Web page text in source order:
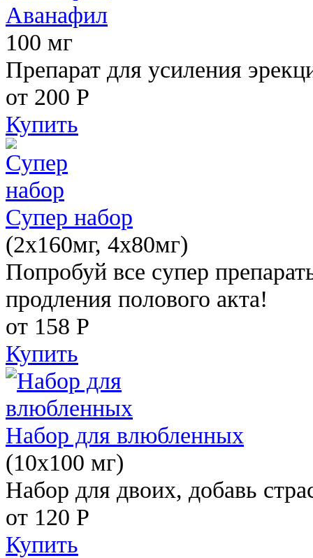
Аванафил
100 мг
Препарат для усиления
от 200 Р
Купить
Супер набор
(2х160мг, 4х80мг)
Попробуй все супер
продления полового акта!
от 158 Р
Купить
Набор для влюбленных
(10х100 мг)
Набор для двоих, добавь
от 120 Р
Купить